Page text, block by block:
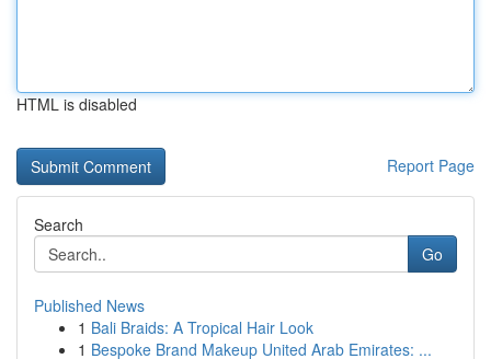
HTML is disabled
Report Page
Search
Go
Published News
1 Bali Braids: A Tropical Hair Look
1 Bespoke Brand Makeup United Arab Emirates: ...